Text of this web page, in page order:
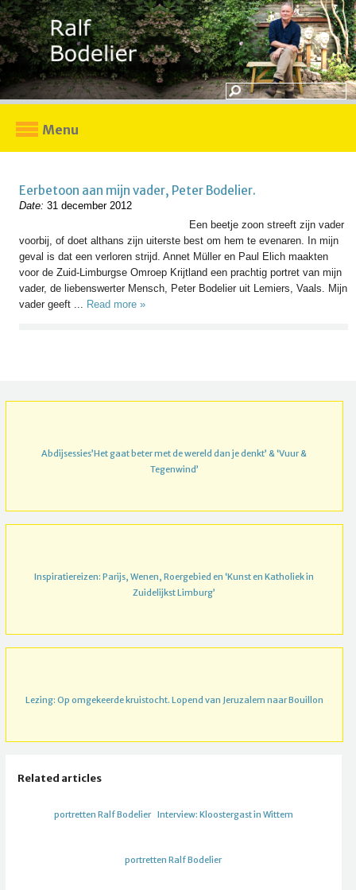
Menu
Eerbetoon aan mijn vader, Peter Bodelier.
Date: 31 december 2012
Een beetje zoon streeft zijn vader
voorbij, of doet althans zijn uiterste best om hem te evenaren. In mijn
geval is dat een verloren strijd. Annet Müller en Paul Elich maakten
voor de Zuid-Limburgse Omroep Krijtland een prachtig portret van mijn
vader, de liebenswerter Mensch, Peter Bodelier uit Lemiers, Vaals. Mijn
vader geeft ... Read more »
Abdijsessies’Het gaat beter met de wereld dan je denkt’ & ‘Vuur &
Tegenwind’
Inspiratiereizen: Parijs, Wenen, Roergebied en ‘Kunst en Katholiek in
Zuidelijkst Limburg’
Lezing: Op omgekeerde kruistocht. Lopend van Jeruzalem naar Bouillon
Related articles
portretten Ralf Bodelier Interview: Kloostergast in Wittem
portretten Ralf Bodelier